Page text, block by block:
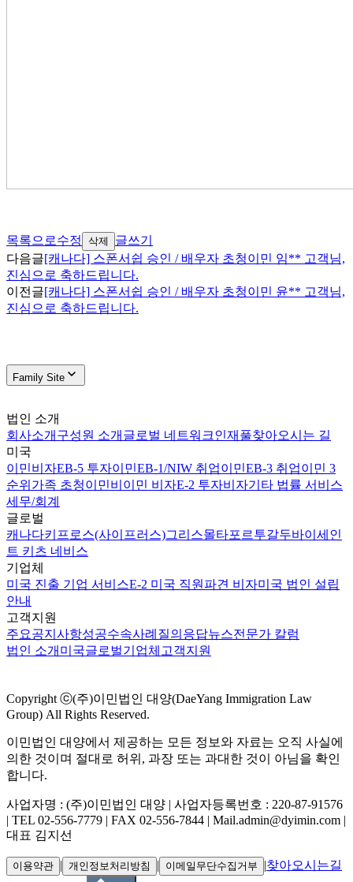
목록으로수정 삭제
글쓰기
다음글[캐나다] 스폰서쉽 승인 / 배우자 초청이민 임** 고객님,
진심으로 축하드립니다.
이전글[캐나다] 스폰서쉽 승인 / 배우자 초청이민 윤** 고객님,
진심으로 축하드립니다.
Family Site
법인 소개
회사소개 구성원 소개 글로벌 네트워크인재풀찾아오시는 길
미국
이민비자EB-5 투자이민EB-1/NIW 취업이민EB-3 취업이민 3
순위 가족 초청이민비이민 비자E-2 투자비자기타 법률 서비스
세무/회계
글로벌
캐나다키프로스(사이프러스)그리스몰타포르투갈두바이 세인
트 키츠 네비스
기업체
미국 진출 기업 서비스E-2 미국 직원파견 비자미국 법인 설립
안내
고객지원
주요공지사항성공수속사례 질의응답뉴스전문가 칼럼
법인 소개 미국글로벌기업체 고객지원
Copyright ⓒ(주)이민법인 대양(DaeYang Immigration Law
Group) All Rights Reserved.
이민법인 대양에서 제공하는 모든 정보와 자료는 오직 사실에
의한 것이며 절대로 허위, 과장 또는 과대한 것이 아님을 확인
합니다.
사업자명 : (주)이민법인 대양 | 사업자등록번호 : 220-87-91576
| TEL 02-556-7779 | FAX 02-556-7844 | Mail.admin@dyimin.com |
대표 김지선
이용약관 | 개인정보처리방침 | 이메일무단수집거부 |찾아오시는길